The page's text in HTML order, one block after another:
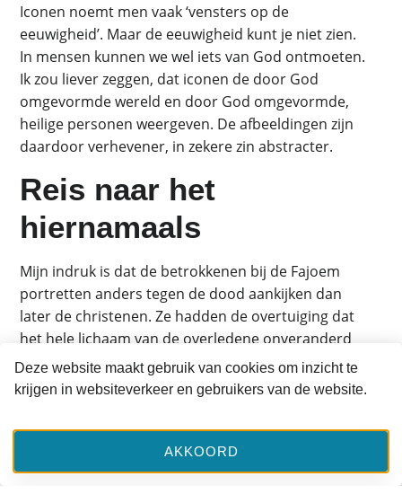
Iconen noemt men vaak ‘vensters op de
eeuwigheid’. Maar de eeuwigheid kunt je niet zien.
In mensen kunnen we wel iets van God ontmoeten.
Ik zou liever zeggen, dat iconen de door God
omgevormde wereld en door God omgevormde,
heilige personen weergeven. De afbeeldingen zijn
daardoor verhevener, in zekere zin abstracter.
Reis naar het
hiernamaals
Mijn indruk is dat de betrokkenen bij de Fajoem
portretten anders tegen de dood aankijken dan
later de christenen. Ze hadden de overtuiging dat
het hele lichaam van de overledene onveranderd
een reis begint naar het hiernamaals. Het moet
behouden blijven en begeleid moet worden. In de
de ziel van de overledene voor de rechterstoel van
God te staan. Daarvoor wordt door de
achterblijvers gebeden. Van de hemel is volgens mij
Deze website maakt gebruik van cookies om inzicht te
krijgen in websiteverkeer en gebruikers van de website.
AKKOORD